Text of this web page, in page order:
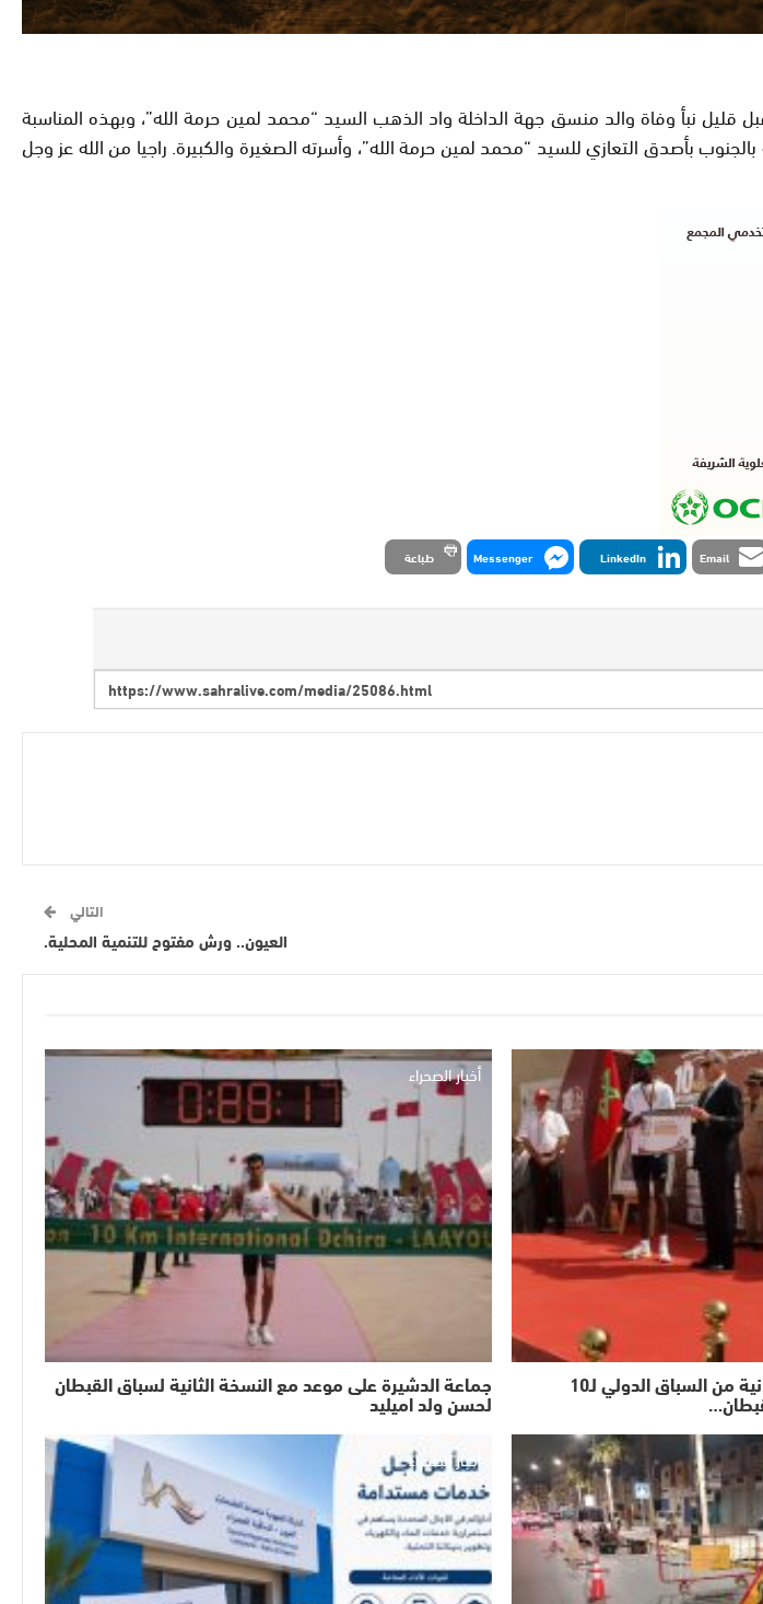
قليل نبأ وفاة والد منسق جهة الداخلة واد الذهب السيد “محمد لمين حرمة الله”، وبهذه المناسبة
بأصدق التعازي للسيد “محمد لمين حرمة الله”، وأسرته الصغيرة والكبيرة. راجيا من الله عز وجل
Email
LinkedIn
Messenger طباعة
التالي
العيون.. ورش مفتوح للتنمية المحلية.
الدشيرة تحتضن النسخة الثانية من السباق الدولي لـ10
أخبار الصحراء
جماعة الدشيرة على موعد مع النسخة الثانية لسباق القبطان
لحسن ولد اميليد
أخبار الصحراء